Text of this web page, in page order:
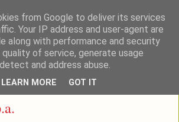
from Google to deliver its services
Your IP address and user-agent are
along with performance and security
of service, generate usage
and address abuse.
LEARN MORE GOT IT